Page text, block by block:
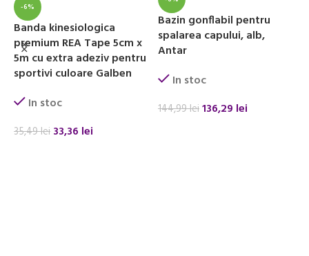
-6%
Banda kinesiologica
premium REA Tape 5cm x
5m cu extra adeziv pentru
sportivi culoare Galben
In stoc
35,49lei 33,36 lei
Bazin gonflabil pentru
spalarea capului, alb,
Antar
In stoc
144,99lei136,29 lei